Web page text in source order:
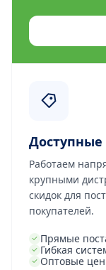
Работаем
крупными
скидок для
покупателей.
Прямые
Гибкая
Оптовые